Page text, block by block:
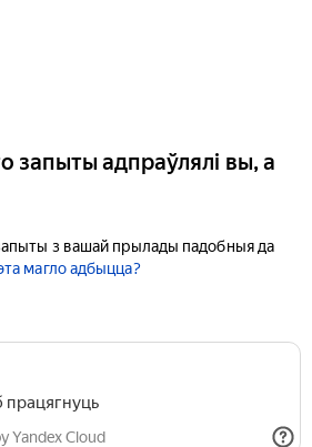
запыты адпраўлялі вы, а
з вашай прылады падобныя да
магло адбыцца?
працягнуць
Yandex Cloud